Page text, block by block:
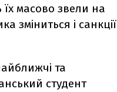
їх масово звели на
зміниться і санкції
та
студент